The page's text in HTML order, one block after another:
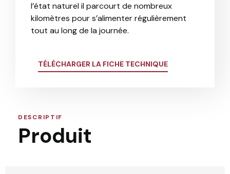
l’état naturel il parcourt de nombreux
kilomètres pour s’alimenter régulièrement
tout au long de la journée.
TÉLÉCHARGER LA FICHE TECHNIQUE
DESCRIPTIF
Produit